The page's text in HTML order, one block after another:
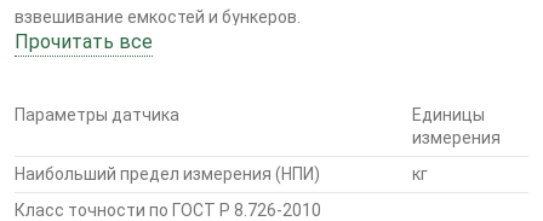
взвешивание емкостей и бункеров.
Особенности
Материал упругого элемента: конструкционная
Прочитать все
Параметры датчика
Единицы
измерения
Наибольший предел измерения (НПИ)
кг
Класс точности по ГОСТ Р 8.726-2010